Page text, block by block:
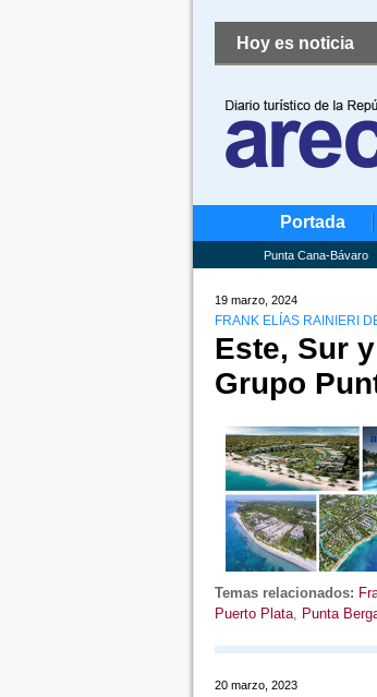
Hoy es noticia
Portada
Punta Cana-Bávaro
19 marzo, 2024
FRANK ELÍAS RAINIERI
Este, Sur
Grupo
Temas relacionados:
Puerto Plata, Punta
20 marzo, 2023